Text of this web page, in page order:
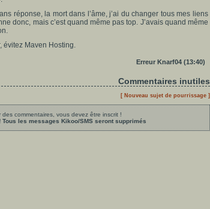
réponse, la mort dans l’âme, j’ai du changer tous mes liens
donc, mais c’est quand même pas top. J’avais quand même
évitez Maven Hosting.
Erreur Knarf04 (13:40)
Commentaires inutiles
[ Nouveau sujet de pourrissage ]
des commentaires, vous devez être inscrit !
les messages Kikoo/SMS seront supprimés